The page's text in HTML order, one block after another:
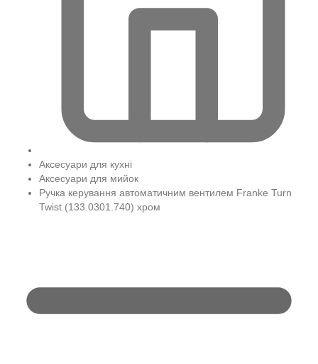
Аксесуари для кухні
Аксесуари для мийок
Ручка керування автоматичним вентилем Franke Turn
Twist (133.0301.740) хром